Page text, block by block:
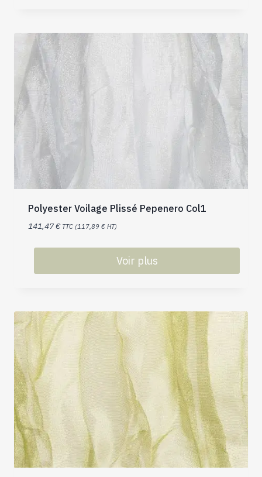
Polyester Voilage Plissé Pepenero Col1
141,47€ TTC (117,89 € HT)
Voir plus